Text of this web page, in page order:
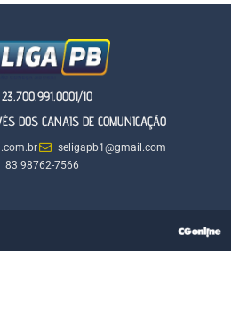
23.700.991.0001/10
DOS CANAIS DE COMUNICAÇÃO
seligapb1@gmail.com
83 98762-7566